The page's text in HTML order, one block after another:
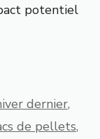
potentiel
dernier,
de pellets,